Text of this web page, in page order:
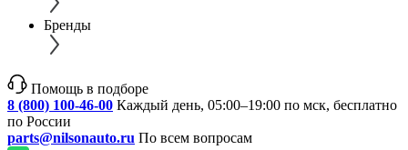
Бренды
Помощь в подборе
8 (800) 100-46-00 Каждый день, 05:00–19:00 по мск, бесплатно
по России
parts@nilsonauto.ru По всем вопросам